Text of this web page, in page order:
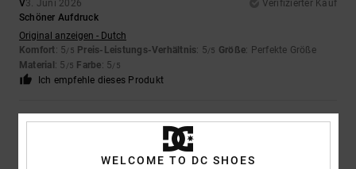
V3. Juni 2026
Verifizierter Kauf
Schöner Aufdruck
Original anzeigen - Dutch
Komfort: 5/5 Preis-Leistungs-Verhältnis: 5/5 Größe: Perfekte Größe
Material : 5 /5 Farbe: 5/5
Ich empfehle dieses Produkt
5/5
WELCOME TO DC SHOES